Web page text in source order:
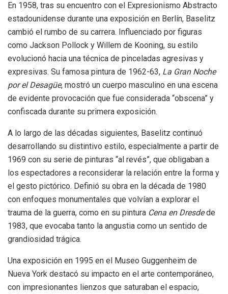
En 1958, tras su encuentro con el Expresionismo Abstracto
estadounidense durante una exposición en Berlín, Baselitz
cambió el rumbo de su carrera. Influenciado por figuras
como Jackson Pollock y Willem de Kooning, su estilo
evolucionó hacia una técnica de pinceladas agresivas y
expresivas. Su famosa pintura de 1962-63, La Gran Noche
por el Desagüe, mostró un cuerpo masculino en una escena
de evidente provocación que fue considerada “obscena” y
confiscada durante su primera exposición.
A lo largo de las décadas siguientes, Baselitz continuó
desarrollando su distintivo estilo, especialmente a partir de
1969 con su serie de pinturas “al revés”, que obligaban a
los espectadores a reconsiderar la relación entre la forma y
el gesto pictórico. Definió su obra en la década de 1980
con enfoques monumentales que volvían a explorar el
trauma de la guerra, como en su pintura Cena en Dresdede
1983, que evocaba tanto la angustia como un sentido de
grandiosidad trágica.
Una exposición en 1995 en el Museo Guggenheim de
Nueva York destacó su impacto en el arte contemporáneo,
con impresionantes lienzos que saturaban el espacio,